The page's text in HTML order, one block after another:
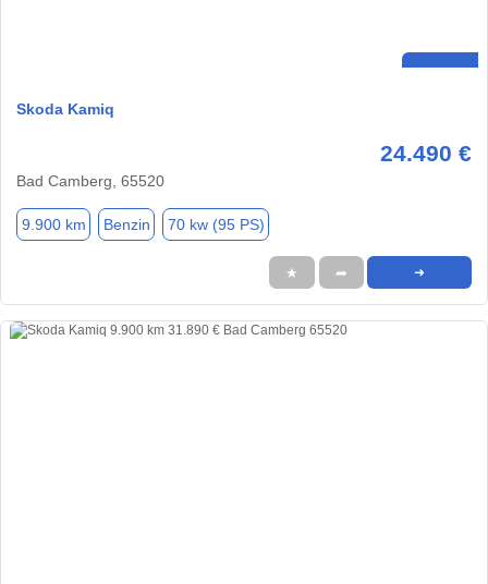
Skoda Kamiq
24.490 €
Bad Camberg, 65520
9.900 km Benzin 70 kw (95 PS)
★ ➦ ➜